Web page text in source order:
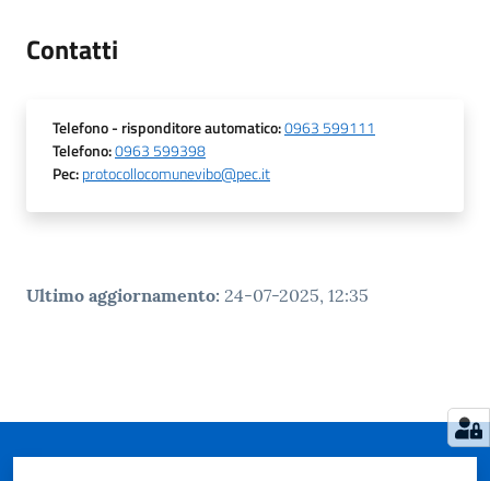
Contatti
Telefono- risponditore automatico:0963 599111
Telefono:0963 599398
Pec:protocollocomunevibo@pec.it
Ultimo aggiornamento: 24-07-2025, 12:35